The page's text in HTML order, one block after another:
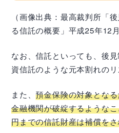
（画像出典：最高裁判所「
る信託の概要」平成25年12月
なお、信託といっても、後
資信託のような元本割れのリ
また、預金保険の対象とな
金融機関が破綻するような
円までの信託財産は補償を